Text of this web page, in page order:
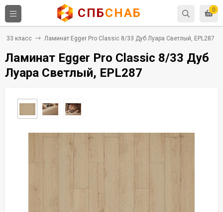
0
СПБСНАБ
33 класс Ламинат Egger Pro Classic 8/33 Дуб Луара Светлый, EPL287
Ламинат Egger Pro Classic 8/33 Дуб
Луара Светлый, EPL287